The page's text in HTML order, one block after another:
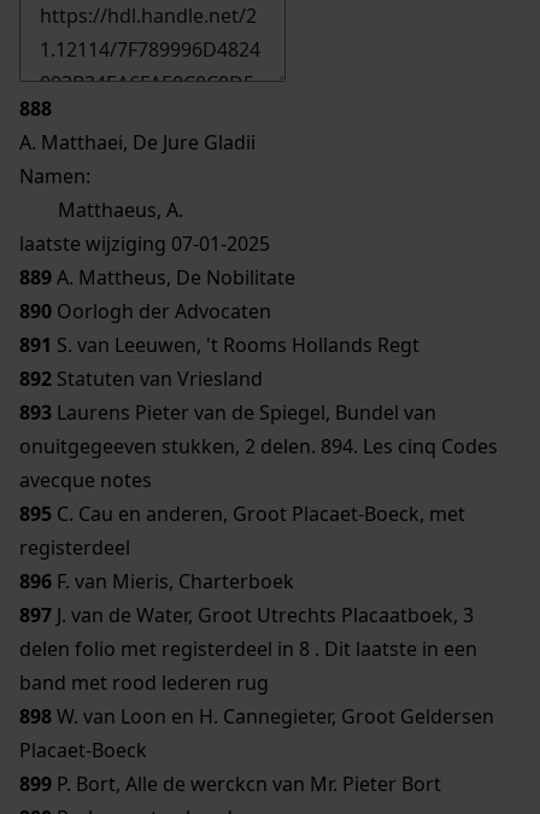
888
A. Matthaei, De Jure Gladii
Namen:
Matthaeus, A.
laatste wijziging 07-01-2025
889A. Mattheus, De Nobilitate
890 Oorlogh der Advocaten
891 S. van Leeuwen, 't Rooms Hollands Regt
892 Statuten van Vriesland
893 Laurens Pieter van de Spiegel, Bundel van
onuitgegeeven stukken, 2 delen. 894. Les cinq Codes
avecque notes
895 C. Cau en anderen, Groot Placaet-Boeck, met
registerdeel
896 F. van Mieris, Charterboek
897 J. van de Water, Groot Utrechts Placaatboek, 3
delen folio met registerdeel in 8 . Dit laatste in een
band met rood lederen rug
898W. van Loon en H. Cannegieter, Groot Geldersen
Placaet-Boeck
899 P. Bort, Alle de werckcn van Mr. Pieter Bort